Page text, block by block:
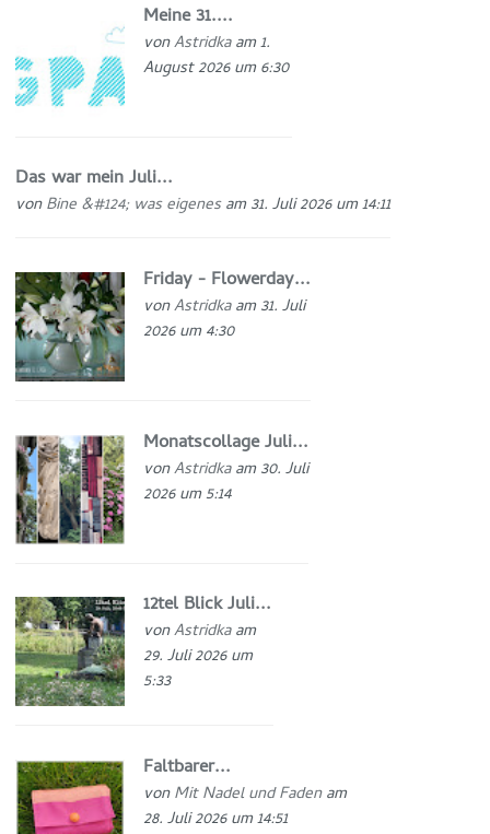
Meine 31....
vonAstridkaam 1.
August 2026 um 6:30
Das war mein Juli...
vonBine &#124; was eigenesam 31. Juli 2026 um 14:11
Friday - Flowerday...
vonAstridkaam 31. Juli
2026 um 4:30
Monatscollage Juli...
vonAstridkaam 30. Juli
2026 um 5:14
12tel Blick Juli...
vonAstridkaam
29. Juli 2026 um
5:33
Faltbarer...
vonMit Nadel und Fadenam
28. Juli 2026 um 14:51